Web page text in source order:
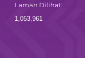
Laman Dilihat:
1,053,961